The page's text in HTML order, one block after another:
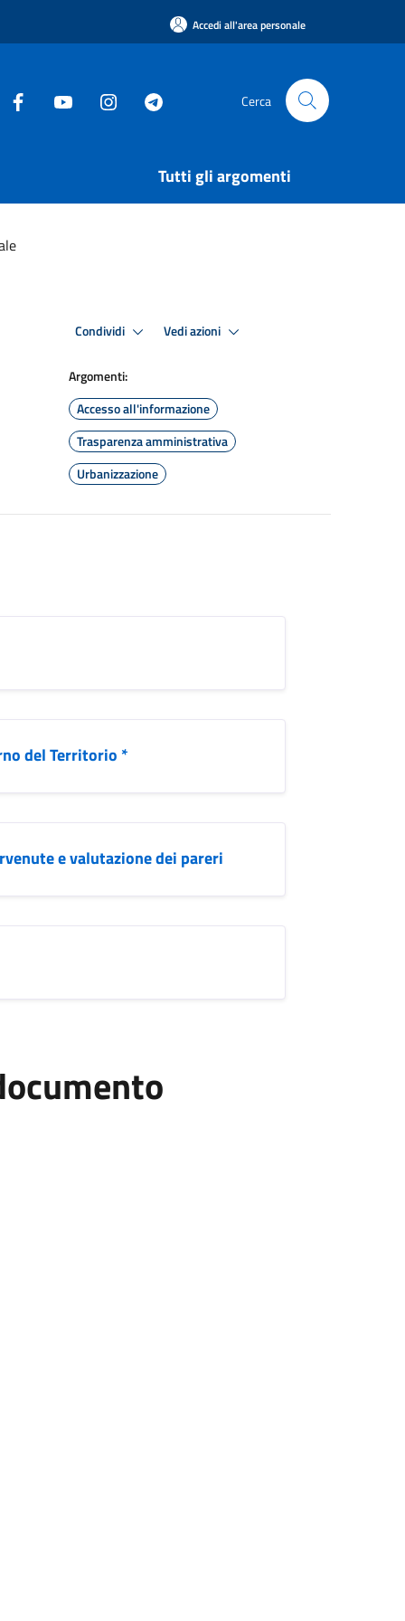
Accedi all'area personale
Cerca
Tutti gli argomenti
Condividi Vedi azioni
Argomenti:
Accesso all'informazione
Trasparenza amministrativa
Urbanizzazione
del Territorio *
e valutazione dei pareri